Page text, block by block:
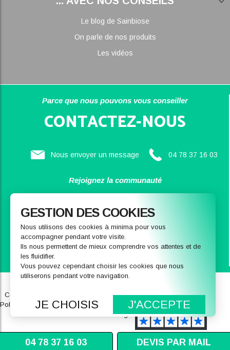
Le blog de Sainbiose
On parle de nos produits
Les vidéos
Parce que nous pouvons vous conseiller
CONTACTEZ-NOUS
Nous envoyer un message 04 78 37 16 03
Rejoignez la communauté
SAINBIOSE
Conditions générales de ventes
FAQ
Politique de données personnelles
Recrutement
Mentions légales
04 78 37 16 03 DEVIS PAR MAIL
GESTION DES COOKIES
Nous utilisons des cookies à minima pour vous
accompagner pendant votre visite.
Ils nous permettent de mieux comprendre vos attentes et de
les fluidifier.
Vous pouvez cependant choisir les cookies que nous
utiliserons pendant votre navigation.
JE CHOISIS J'ACCEPTE